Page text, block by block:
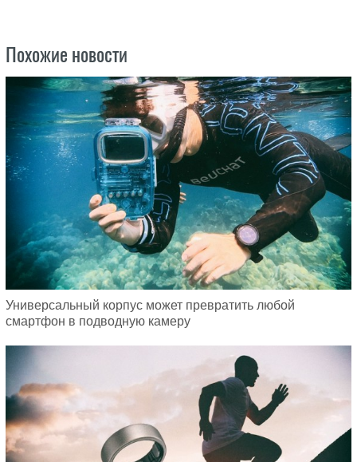
Похожие новости
Универсальный корпус может превратить любой
смартфон в подводную камеру